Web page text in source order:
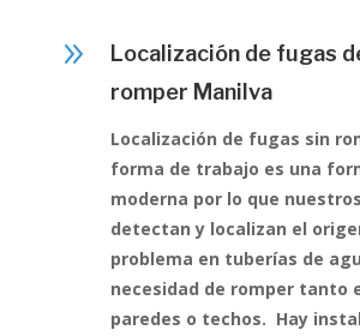
9
Localización de fugas
romper Manilva
Localización de fugas sin
forma de trabajo es una
moderna por lo que
detectan y localizan el
problema en tuberías de
necesidad de romper tanto
paredes o techos. Hay